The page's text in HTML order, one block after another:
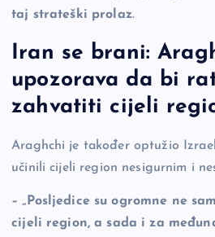
taj strateški prolaz.
Iran se brani:
upozorava da bi
zahvatiti cijeli
Araghchi je također optužio
učinili cijeli region nesigurnim i
– „Posljedice su ogromne ne
cijeli region, a sada i za